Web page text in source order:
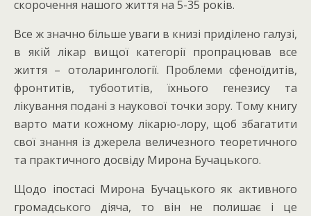
скорочення нашого життя на 5-35 років.
Все ж значно більше уваги в книзі приділено галузі,
в якій лікар вищої категорії пропрацював все
життя – отоларингології. Проблеми сфеноїдитів,
фронтитів, тубоотитів, їхнього генезису та
лікування подані з наукової точки зору. Тому книгу
варто мати кожному лікарю-лору, щоб збагатити
свої знання із джерела величезного теоретичного
та практичного досвіду Мирона Бучацького.
Щодо іпостасі Мирона Бучацького як активного
громадського діяча, то він не полишає і це